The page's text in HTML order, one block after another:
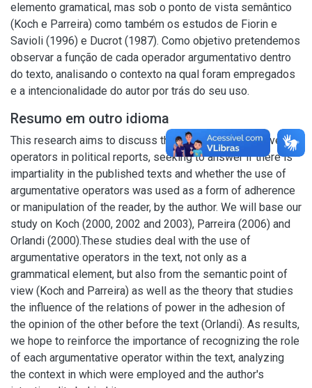
elemento gramatical, mas sob o ponto de vista semântico
(Koch e Parreira) como também os estudos de Fiorin e
Savioli (1996) e Ducrot (1987). Como objetivo pretendemos
observar a função de cada operador argumentativo dentro
do texto, analisando o contexto na qual foram empregados
e a intencionalidade do autor por trás do seu uso.
Resumo em outro idioma
This research aims to discuss the use of argumentative
operators in political reports, seeking to answer if there is
impartiality in the published texts and whether the use of
argumentative operators was used as a form of adherence
or manipulation of the reader, by the author. We will base our
study on Koch (2000, 2002 and 2003), Parreira (2006) and
Orlandi (2000).These studies deal with the use of
argumentative operators in the text, not only as a
grammatical element, but also from the semantic point of
view (Koch and Parreira) as well as the theory that studies
the influence of the relations of power in the adhesion of
the opinion of the other before the text (Orlandi). As results,
we hope to reinforce the importance of recognizing the role
of each argumentative operator within the text, analyzing
the context in which were employed and the author's